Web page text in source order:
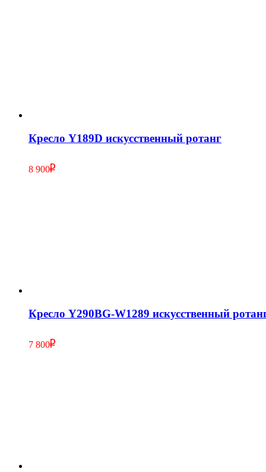
Кресло Y189D искусственный ротанг
8 900
Кресло Y290BG-W1289 искусственный
7 800